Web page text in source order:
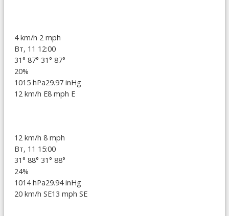
4 km/h 2 mph
Вт, 11 12:00
31° 87° 31° 87°
20%
1015 hPa29.97 inHg
12 km/h E8 mph E
12 km/h 8 mph
Вт, 11 15:00
31° 88° 31° 88°
24%
1014 hPa29.94 inHg
20 km/h SE13 mph SE